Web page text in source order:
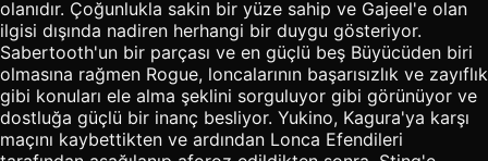
olanıdır. Çoğunlukla sakin bir yüze sahip ve Gajeel'e olan
ilgisi dışında nadiren herhangi bir duygu gösteriyor.
Sabertooth'un bir parçası ve en güçlü beş Büyücüden biri
olmasına rağmen Rogue, loncalarının başarısızlık ve zayıflık
gibi konuları ele alma şeklini sorguluyor gibi görünüyor ve
dostluğa güçlü bir inanç besliyor. Yukino, Kagura'ya karşı
maçını kaybettikten ve ardından Lonca Efendileri